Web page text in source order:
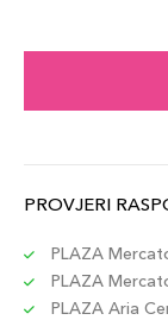
PROVJERI
PLAZA
PLAZA
PLAZA Aria